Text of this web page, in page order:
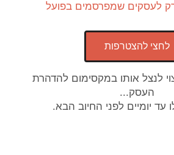
לעסקים שמפרסמים בפועל
לחצי להצטרפות
לנצל אותו במקסימום להדהרת
העסק...
עד יומיים לפני החיוב הבא.